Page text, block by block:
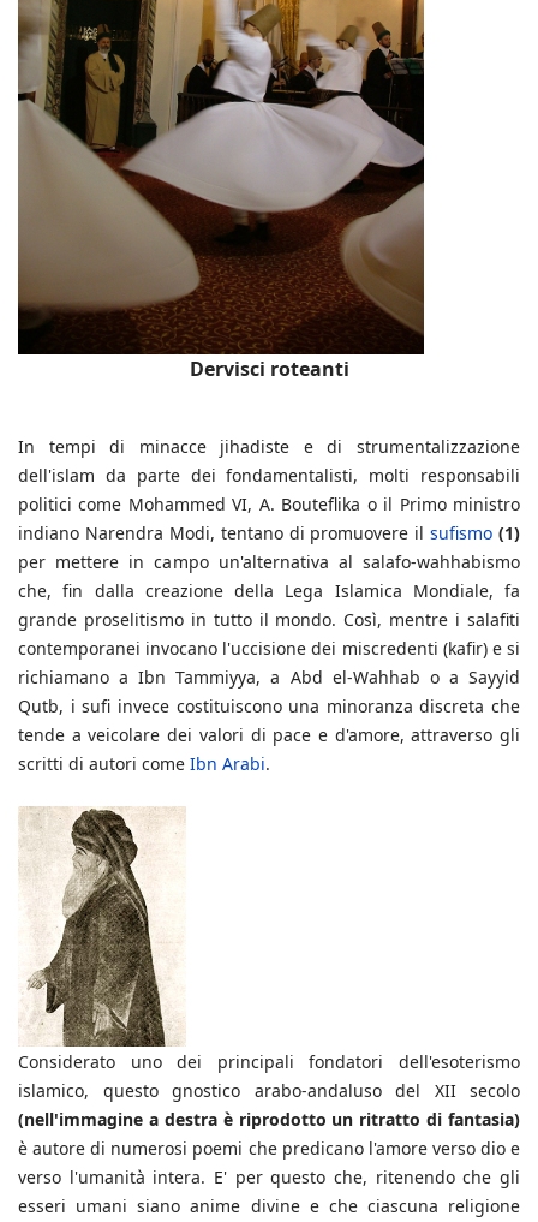
Dervisci roteanti
In tempi di minacce jihadiste e di strumentalizzazione
dell'islam da parte dei fondamentalisti, molti responsabili
politici come Mohammed VI, A. Bouteflika o il Primo ministro
indiano Narendra Modi, tentano di promuovere il sufismo (1)
per mettere in campo un'alternativa al salafo-wahhabismo
che, fin dalla creazione della Lega Islamica Mondiale, fa
grande proselitismo in tutto il mondo. Così, mentre i salafiti
contemporanei invocano l'uccisione dei miscredenti (kafir) e si
richiamano a Ibn Tammiyya, a Abd el-Wahhab o a Sayyid
Qutb, i sufi invece costituiscono una minoranza discreta che
tende a veicolare dei valori di pace e d'amore, attraverso gli
scritti di autori come Ibn Arabi.
Considerato uno dei principali fondatori dell'esoterismo
islamico, questo gnostico arabo-andaluso del XII secolo
(nell'immagine a destra è riprodotto un ritratto di fantasia)
è autore di numerosi poemi che predicano l'amore verso dio e
verso l'umanità intera. E' per questo che, ritenendo che gli
esseri umani siano anime divine e che ciascuna religione